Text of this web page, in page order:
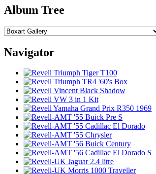
Album Tree
Navigator